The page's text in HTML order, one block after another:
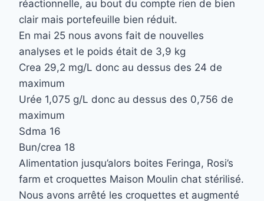
réactionnelle, au bout du compte rien de bien
clair mais portefeuille bien réduit.
En mai 25 nous avons fait de nouvelles
analyses et le poids était de 3,9 kg
Crea 29,2 mg/L donc au dessus des 24 de
maximum
Urée 1,075 g/L donc au dessus des 0,756 de
maximum
Sdma 16
Bun/crea 18
Alimentation jusqu’alors boites Feringa, Rosi’s
farm et croquettes Maison Moulin chat stérilisé.
Nous avons arrêté les croquettes et augmenté